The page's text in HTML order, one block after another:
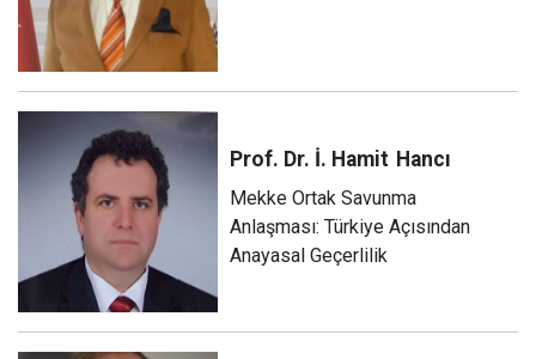
Prof. Dr. İ. Hamit Hancı
Mekke Ortak Savunma
Anlaşması: Türkiye Açısından
Anayasal Geçerlilik